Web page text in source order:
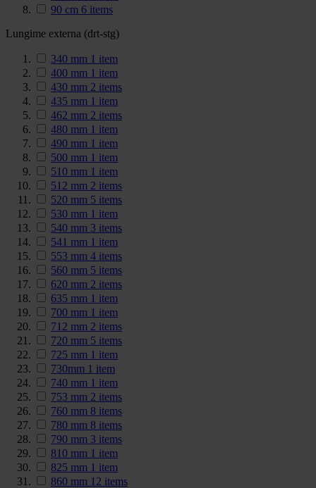
90 cm 6 items
Lungime externa (drt-stg)
340 mm 1 item
400 mm 1 item
430 mm 2 items
435 mm 1 item
462 mm 2 items
480 mm 1 item
490 mm 1 item
500 mm 1 item
510 mm 1 item
512 mm 2 items
520 mm 5 items
530 mm 1 item
540 mm 3 items
541 mm 1 item
553 mm 4 items
560 mm 5 items
620 mm 2 items
635 mm 1 item
700 mm 1 item
712 mm 2 items
720 mm 5 items
725 mm 1 item
730mm 1 item
740 mm 1 item
753 mm 2 items
760 mm 8 items
780 mm 8 items
790 mm 3 items
810 mm 1 item
825 mm 1 item
860 mm 12 items